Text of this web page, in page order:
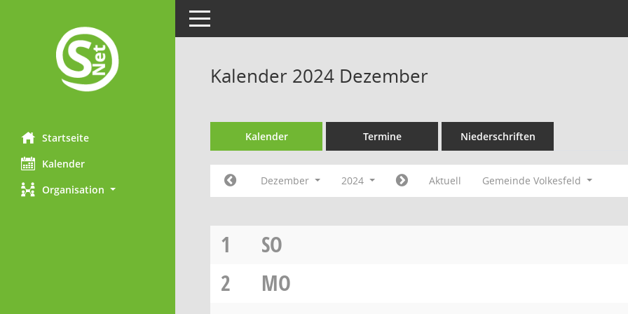
Startseite
Kalender
Organisation
Toggle navigation
Kalender 2024 Dezember
Kalender Termine Niederschriften
Dezember 2024 Aktuell Gemeinde Volkesfeld
1
SO
2
MO